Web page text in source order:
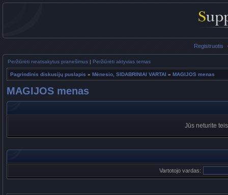
Registruotis
Peržiūrėti neatsakytus pranešimus | Peržiūrėti aktyvias temas
Pagrindinis diskusijų puslapis » Mėnesio, SIDABRINIAI VARTAI » MAGIJOS menas
MAGIJOS menas
Jūs neturite
Vartotojo vardas: